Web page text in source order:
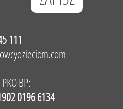
111
BP:
0196 6134